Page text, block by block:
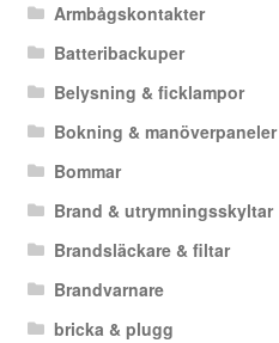
Armbågskontakter
Batteribackuper
Belysning & ficklampor
Bokning & manöverpaneler
Bommar
Brand & utrymningsskyltar
Brandsläckare & filtar
Brandvarnare
bricka & plugg